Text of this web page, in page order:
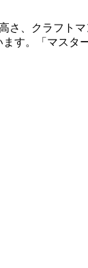
さ、クラフ
す。「マス